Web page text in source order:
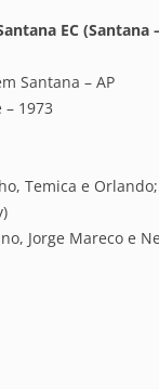
EC (Santana
Santana – AP
1973
Temica e
Jorge Mareco e